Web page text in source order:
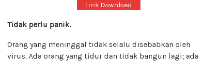
Link Download
Tidak perlu panik.
Orang yang meninggal tidak selalu disebabkan oleh
virus. Ada orang yang tidur dan tidak bangun lagi; ada